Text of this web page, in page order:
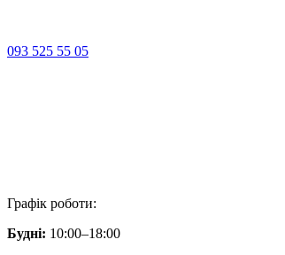
093 525 55 05
Графік роботи:
Будні: 10:00–18:00